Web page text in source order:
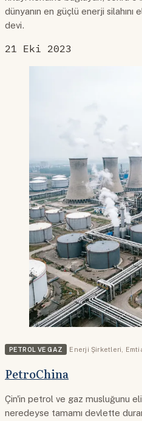
dünyanın en güçlü enerji
devi.
21 Eki 2023
PETROL VE GAZ Enerji Şirketleri
PetroChina
Çin'in petrol ve gaz musluğunu
neredeyse tamamı devlette